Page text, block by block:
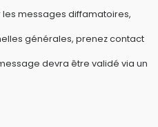
messages diffamatoires,
générales, prenez contact
devra être validé via un